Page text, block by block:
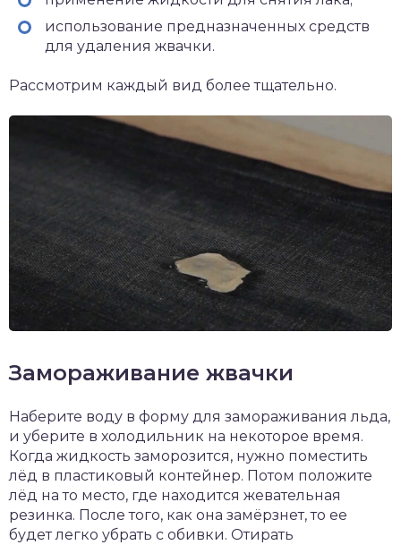
использование предназначенных средств
для удаления жвачки.
Рассмотрим каждый вид более тщательно.
Замораживание жвачки
Наберите воду в форму для замораживания льда,
и уберите в холодильник на некоторое время.
Когда жидкость заморозится, нужно поместить
лёд в пластиковый контейнер. Потом положите
лёд на то место, где находится жевательная
резинка. После того, как она замёрзнет, то ее
будет легко убрать с обивки. Отирать